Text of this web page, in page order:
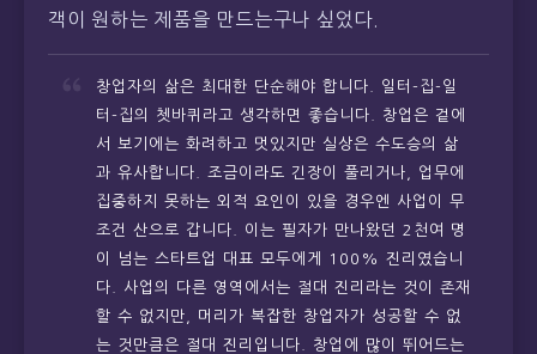
객이 원하는 제품을 만드는구나 싶었다.
창업자의 삶은 최대한 단순해야 합니다. 일터-집-일
터-집의 쳇바퀴라고 생각하면 좋습니다. 창업은 겉에
서 보기에는 화려하고 멋있지만 실상은 수도승의 삶
과 유사합니다. 조금이라도 긴장이 풀리거나, 업무에
집중하지 못하는 외적 요인이 있을 경우엔 사업이 무
조건 산으로 갑니다. 이는 필자가 만나왔던 2천여 명
이 넘는 스타트업 대표 모두에게 100% 진리였습니
다. 사업의 다른 영역에서는 절대 진리라는 것이 존재
할 수 없지만, 머리가 복잡한 창업자가 성공할 수 없
는 것만큼은 절대 진리입니다. 창업에 많이 뛰어드는